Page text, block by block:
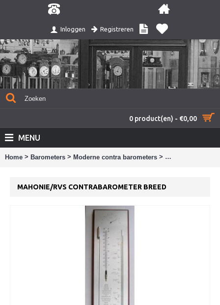
Inloggen Registreren
0 product(en) - €0,00
MENU
Home > Barometers > Moderne contra barometers > mahonie/rvs
MAHONIE/RVS CONTRABAROMETER BREED